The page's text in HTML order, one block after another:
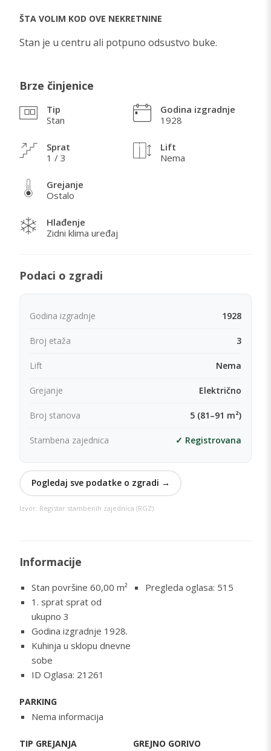
ŠTA VOLIM KOD OVE NEKRETNINE
Stan je u centru ali potpuno odsustvo buke.
Brze činjenice
Tip
Stan
Sprat
1 / 3
Godina izgradnje
1928
Lift
Nema
Grejanje
Ostalo
Hlađenje
Zidni klima uređaj
Podaci o zgradi
Godina izgradnje 1928
Broj etaža 3
Lift Nema
Grejanje Električno
Broj stanova 5 (81–91 m²)
Stambena zajednica ✓ Registrovana
Pogledaj sve podatke o zgradi →
Izvor: Registar stambenih zajednica (RGZ)
Informacije
Stan površine 60,00 m²
1. sprat sprat od
ukupno 3
Godina izgradnje 1928.
Kuhinja u sklopu dnevne
sobe
Pregleda oglasa: 515
ID Oglasa: 21261
PARKING
Nema informacija
TIP GREJANJA GREJNO GORIVO